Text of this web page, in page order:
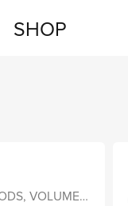
SHOP
PEACEFUL PIANO MOODS, VOLUME 3